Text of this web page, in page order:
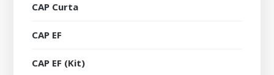
CAP Curta
CAP EF
CAP EF (Kit)